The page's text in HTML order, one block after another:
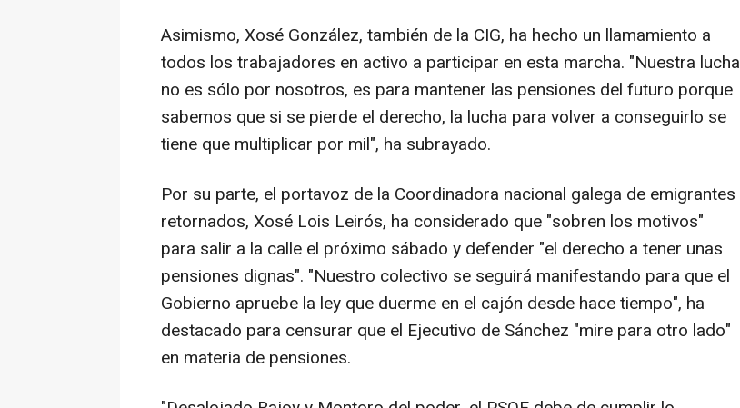
Asimismo, Xosé González, también de la CIG, ha hecho un llamamiento a
todos los trabajadores en activo a participar en esta marcha. "Nuestra lucha
no es sólo por nosotros, es para mantener las pensiones del futuro porque
sabemos que si se pierde el derecho, la lucha para volver a conseguirlo se
tiene que multiplicar por mil", ha subrayado.
Por su parte, el portavoz de la Coordinadora nacional galega de emigrantes
retornados, Xosé Lois Leirós, ha considerado que "sobren los motivos"
para salir a la calle el próximo sábado y defender "el derecho a tener unas
pensiones dignas". "Nuestro colectivo se seguirá manifestando para que el
Gobierno apruebe la ley que duerme en el cajón desde hace tiempo", ha
destacado para censurar que el Ejecutivo de Sánchez "mire para otro lado"
en materia de pensiones.